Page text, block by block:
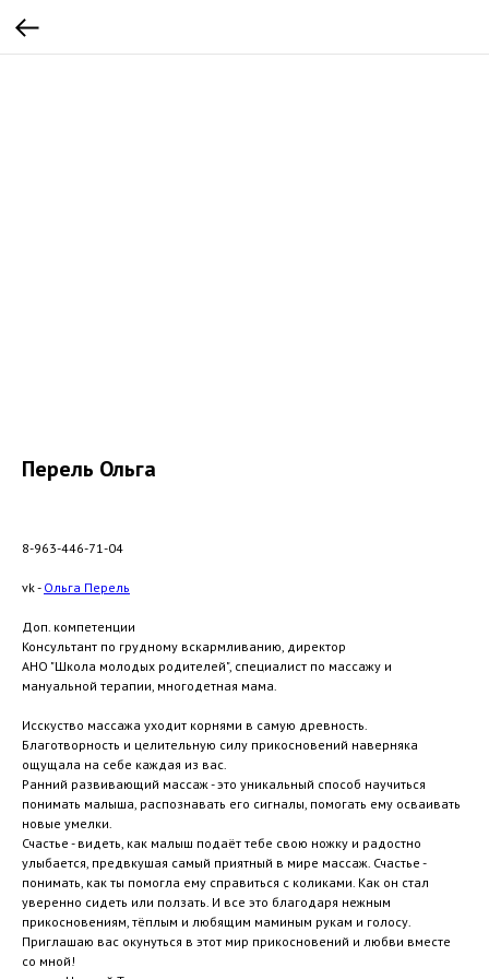
Перель Ольга
8-963-446-71-04
vk - Ольга Перель
Доп. компетенции
Консультант по грудному вскармливанию, директор
АНО "Школа молодых родителей", специалист по массажу и
мануальной терапии, многодетная мама.
Исскуство массажа уходит корнями в самую древность.
Благотворность и целительную силу прикосновений наверняка
ощущала на себе каждая из вас.
Ранний развивающий массаж - это уникальный способ научиться
понимать малыша, распознавать его сигналы, помогать ему осваивать
новые умелки.
Счастье - видеть, как малыш подаёт тебе свою ножку и радостно
улыбается, предвкушая самый приятный в мире массаж. Счастье -
понимать, как ты помогла ему справиться с коликами. Как он стал
уверенно сидеть или ползать. И все это благодаря нежным
прикосновениям, тёплым и любящим маминым рукам и голосу.
Приглашаю вас окунуться в этот мир прикосновений и любви вместе
со мной!